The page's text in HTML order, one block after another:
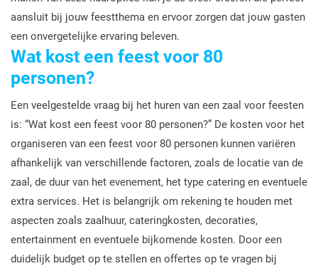
aansluit bij jouw feestthema en ervoor zorgen dat jouw gasten
een onvergetelijke ervaring beleven.
Wat kost een feest voor 80
personen?
Een veelgestelde vraag bij het huren van een zaal voor feesten
is: “Wat kost een feest voor 80 personen?” De kosten voor het
organiseren van een feest voor 80 personen kunnen variëren
afhankelijk van verschillende factoren, zoals de locatie van de
zaal, de duur van het evenement, het type catering en eventuele
extra services. Het is belangrijk om rekening te houden met
aspecten zoals zaalhuur, cateringkosten, decoraties,
entertainment en eventuele bijkomende kosten. Door een
duidelijk budget op te stellen en offertes op te vragen bij